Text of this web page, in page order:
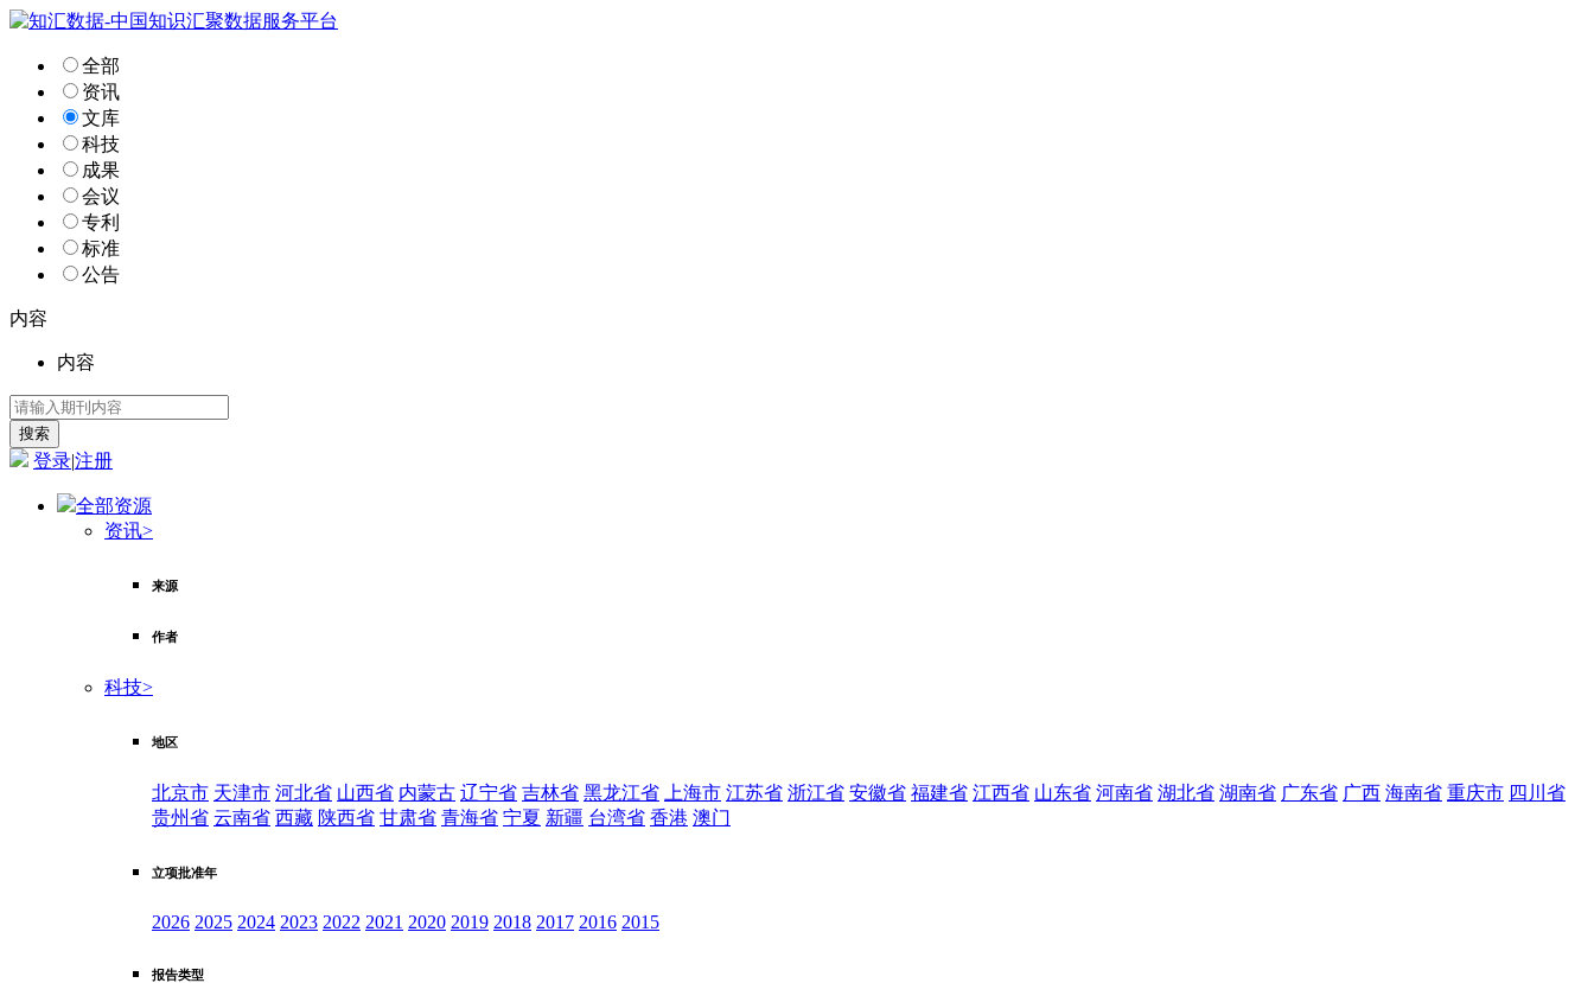
全部
资讯
文库
科技
成果
会议
专利
标准
公告
内容
内容
登录|注册
全部资源
资讯>
来源
作者
科技>
地区
北京市 天津市 河北省 山西省 内蒙古 辽宁省 吉林省 黑龙江省 上海市 江苏省 浙江省 安徽省 福建省 江西省 山东省 河南省 湖北省 湖南省 广东省 广西 海南省 重庆市 四川省
贵州省 云南省 西藏 陕西省 甘肃省 青海省 宁夏 新疆 台湾省 香港 澳门
立项批准年
2026 2025 2024 2023 2022 2021 2020 2019 2018 2017 2016 2015
报告类型